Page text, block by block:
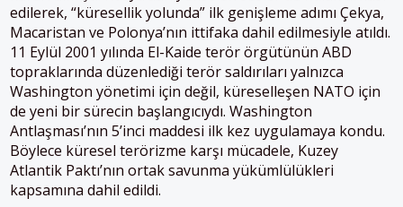
edilerek, “küresellik yolunda” ilk genişleme adımı Çekya,
Macaristan ve Polonya’nın ittifaka dahil edilmesiyle atıldı.
11 Eylül 2001 yılında El-Kaide terör örgütünün ABD
topraklarında düzenlediği terör saldırıları yalnızca
Washington yönetimi için değil, küreselleşen NATO için
de yeni bir sürecin başlangıcıydı. Washington
Antlaşması’nın 5’inci maddesi ilk kez uygulamaya kondu.
Böylece küresel terörizme karşı mücadele, Kuzey
Atlantik Paktı’nın ortak savunma yükümlülükleri
kapsamına dahil edildi.